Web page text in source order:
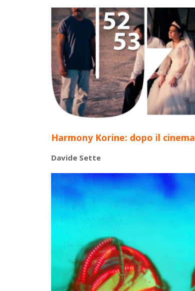
Harmony Korine: dopo il cinema
Davide Sette